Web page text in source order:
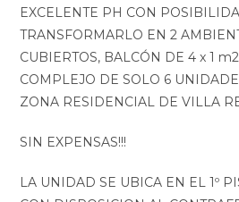
EXCELENTE PH CON
TRANSFORMARLO EN 2
CUBIERTOS, BALCÓN DE 4 x 1
COMPLEJO DE SOLO 6
ZONA RESIDENCIAL DE VILLA
SIN EXPENSAS!!!
LA UNIDAD SE UBICA EN EL 1º